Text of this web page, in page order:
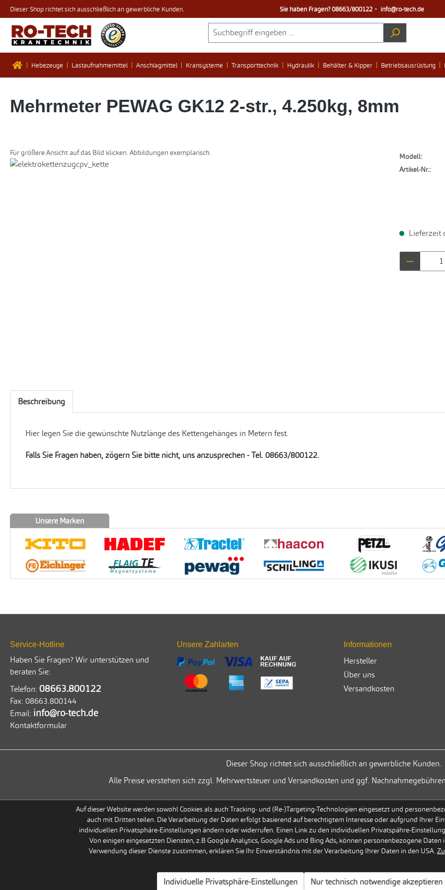
Hauptinhalt springen
Zur Suche springen
Zur Hauptnavigation springen
Dieser Shop richtet sich ausschließlich an gewerbliche Kunden. Sie haben Fragen?08663/800122・ info@ro-tech.de
Hebezeuge Lastaufnahmemittel Anschlagmittel Kransysteme Transporttechnik Hydraulik Behälter & Kipper Betriebsausrüstung
Mehrmeter PEWAG GK12 2-str., 4.250kg, 8mm
Für größere Ansicht auf das Bild klicken. Abbildungen exemplarisch.
Bildergalerie überspringen
Modell:
Artikel-Nr.:
Lieferzeit
Beschreibung
Hier legen Sie die gewünschte Nutzlänge des Kettengehänges in Metern fest.
Falls Sie Fragen haben, zögern Sie bitte nicht, uns anzusprechen - Tel. 08663/800122.
Unsere Marken
Service-Hotline
Haben Sie Fragen? Wir unterstützen und
beraten Sie:
Telefon: 08663.800122
Fax: 08663.800144
Email: info@ro-tech.de
Kontaktformular
Unsere Zahlarten Informationen
Hersteller
Über uns
Versandkosten
Dieser Shop richtet sich ausschließlich an gewerbliche Kunden.
Alle Preise verstehen sich zzgl. Mehrwertsteuer und Versandkosten und ggf.
Auf dieser Website werden sowohl Cookies als auch Tracking- und (Re-)Targeting-Technologien eingesetzt und
auch mit Dritten teilen. Die Verarbeitung der Daten erfolgt basierend auf berechtigtem Interesse oder aufgrund Ihrer
individuellen Privatsphäre-Einstellungen ändern oder widerrufen. Einen Link zu den individuellen Privatspähre-
Von einigen eingesetzten Diensten, z.B Google Analytics, Google Ads und Bing Ads, können personenbezogene
Verwendung dieser Dienste zustimmen, erklären Sie Ihr Einverständnis mit der Verarbeitung Ihrer Daten in den USA.
Individuelle Privatsphäre-Einstellungen Nur technisch notwendige akzeptieren